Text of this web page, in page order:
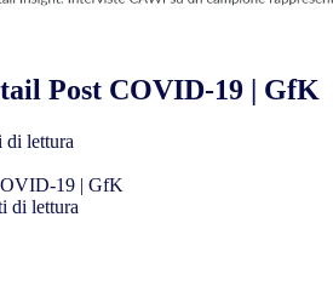
Post COVID-19 | GfK
lettura
19 | GfK
di lettura